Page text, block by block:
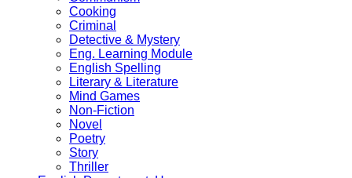
Cooking
Criminal
Detective & Mystery
Eng. Learning Module
English Spelling
Literary & Literature
Mind Games
Non-Fiction
Novel
Poetry
Story
Thriller